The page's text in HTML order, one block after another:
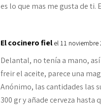
es lo que mas me gusta de ti.
El cocinero fielel 11 noviembre
Delantal, no tenía a mano,
freir el aceite, parece una
Anónimo, las cantidades las
300 gr y añade cerveza